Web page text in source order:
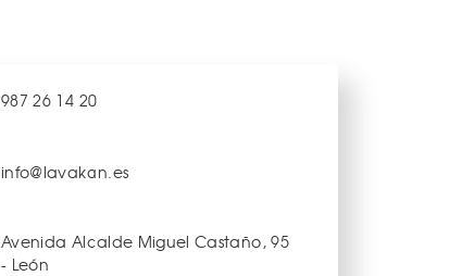
987 26 14 20
info@lavakan.es
Avenida Alcalde Miguel Castaño, 95
- León